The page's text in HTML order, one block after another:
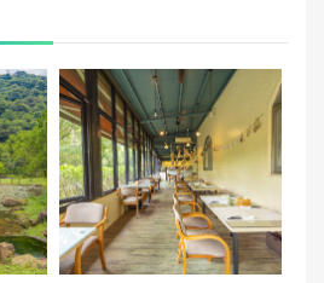
：10:00~16:00
（請事先預約）
701號至「苓蘭休閒農場
生態農園」即可抵達，園區內